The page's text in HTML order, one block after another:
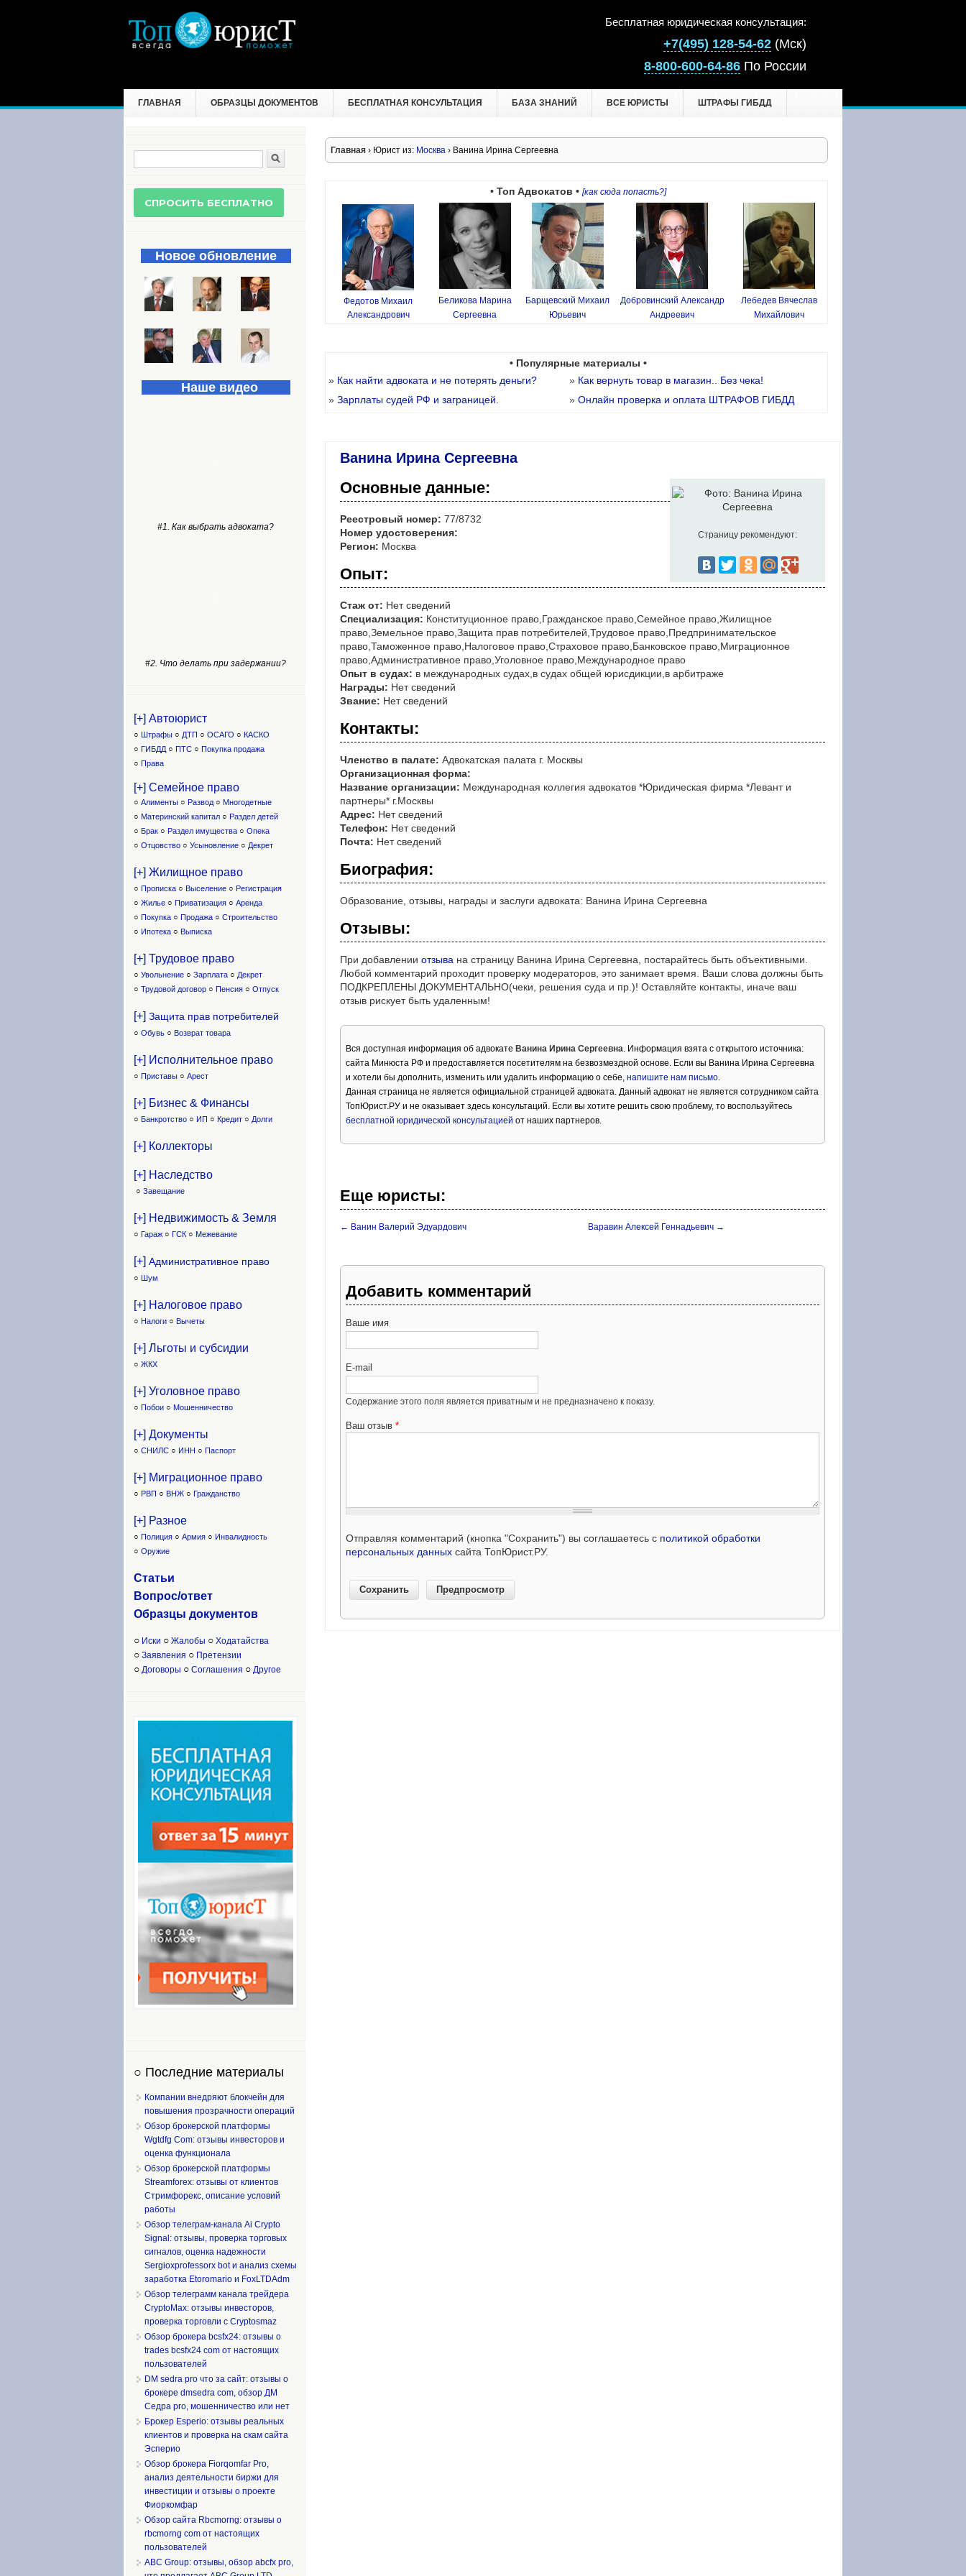
Бесплатная юридическая консультация:
+7(495) 128-54-62 (Мск)
8-800-600-64-86 По России
ГЛАВНАЯ ОБРАЗЦЫ ДОКУМЕНТОВ БЕСПЛАТНАЯ КОНСУЛЬТАЦИЯ БАЗА ЗНАНИЙ ВСЕ ЮРИСТЫ ШТРАФЫ ГИБДД
Главная › Юрист из: Москва › Ванина Ирина Сергеевна
• Топ Адвокатов • [как сюда попасть?]
Федотов Михаил
Александрович
Беликова Марина
Сергеевна
Барщевский Михаил
Юрьевич
Добровинский Александр
Андреевич
Лебедев Вячеслав
Михайлович
• Популярные материалы •
» Как найти адвоката и не потерять деньги? » Как вернуть товар в магазин.. Без чека!
» Зарплаты судей РФ и заграницей. » Онлайн проверка и оплата ШТРАФОВ ГИБДД
Ванина Ирина Сергеевна
Страницу рекомендуют:
Основные данные:
Реестровый номер: 77/8732
Номер удостоверения:
Регион: Москва
Опыт:
Стаж от: Нет сведений
Специализация: Конституционное право,Гражданское право,Семейное право,Жилищное
право,Земельное право,Защита прав потребителей,Трудовое право,Предпринимательское
право,Таможенное право,Налоговое право,Страховое право,Банковское право,Миграционное
право,Административное право,Уголовное право,Международное право
Опыт в судах: в международных судах,в судах общей юрисдикции,в арбитраже
Награды: Нет сведений
Звание: Нет сведений
Контакты:
Членство в палате: Адвокатская палата г. Москвы
Организационная форма:
Название организации: Международная коллегия адвокатов *Юридическая фирма *Левант и
партнеры* г.Москвы
Адрес: Нет сведений
Телефон: Нет сведений
Почта: Нет сведений
Биография:
Образование, отзывы, награды и заслуги адвоката: Ванина Ирина Сергеевна
Отзывы:
При добавлении отзыва на страницу Ванина Ирина Сергеевна, постарайтесь быть объективными.
Любой комментарий проходит проверку модераторов, это занимает время. Ваши слова должны быть
ПОДКРЕПЛЕНЫ ДОКУМЕНТАЛЬНО(чеки, решения суда и пр.)! Оставляйте контакты, иначе ваш
отзыв рискует быть удаленным!
Вся доступная информация об адвокате Ванина Ирина Сергеевна. Информация взята с открытого источника:
сайта Минюста РФ и предоставляется посетителям на безвозмездной основе. Если вы Ванина Ирина Сергеевна
и хотели бы дополнить, изменить или удалить информацию о себе, напишите нам письмо.
Данная страница не является официальной страницей адвоката. Данный адвокат не является сотрудником сайта
ТопЮрист.РУ и не оказывает здесь консультаций. Если вы хотите решить свою проблему, то воспользуйтесь
бесплатной юридической консультацией от наших партнеров.
Еще юристы:
← Ванин Валерий Эдуардович Варавин Алексей Геннадьевич →
Добавить комментарий
Ваше имя
E-mail
Содержание этого поля является приватным и не предназначено к показу.
Ваш отзыв *
Отправляя комментарий (кнопка "Сохранить") вы соглашаетесь с политикой обработки
персональных данных сайта ТопЮрист.РУ.
Форма поиска
Новое обновление
Наше видео
#1. Как выбрать адвоката?
#2. Что делать при задержании?
[+] Автоюрист
○ Штрафы ○ ДТП ○ ОСАГО ○ КАСКО
○ ГИБДД ○ ПТС ○ Покупка продажа
○ Права
[+] Семейное право
○ Алименты ○ Развод ○ Многодетные
○ Материнский капитал ○ Раздел детей
○ Брак ○ Раздел имущества ○ Опека
○ Отцовство ○ Усыновление ○ Декрет
[+] Жилищное право
○ Прописка ○ Выселение ○ Регистрация
○ Жилье ○ Приватизация ○ Аренда
○ Покупка ○ Продажа ○ Строительство
○ Ипотека ○ Выписка
[+] Трудовое право
○ Увольнение ○ Зарплата ○ Декрет
○ Трудовой договор ○ Пенсия ○ Отпуск
[+] Защита прав потребителей
○ Обувь ○ Возврат товара
[+] Исполнительное право
○ Приставы ○ Арест
[+] Бизнес & Финансы
○ Банкротство ○ ИП ○ Кредит ○ Долги
[+] Коллекторы
[+] Наследство
○ Завещание
[+] Недвижимость & Земля
○ Гараж ○ ГСК ○ Межевание
[+] Административное право
○ Шум
[+] Налоговое право
○ Налоги ○ Вычеты
[+] Льготы и субсидии
○ ЖКХ
[+] Уголовное право
○ Побои ○ Мошенничество
[+] Документы
○ СНИЛС ○ ИНН ○ Паспорт
[+] Миграционное право
○ РВП ○ ВНЖ ○ Гражданство
[+] Разное
○ Полиция ○ Армия ○ Инвалидность
○ Оружие
Статьи
Вопрос/ответ
Образцы документов
○ Иски ○ Жалобы ○ Ходатайства
○ Заявления ○ Претензии
○ Договоры ○ Соглашения ○ Другое
○ Последние материалы
Компании внедряют блокчейн для
повышения прозрачности операций
Обзор брокерской платформы
Wgtdfg Com: отзывы инвесторов и
оценка функционала
Обзор брокерской платформы
Streamforex: отзывы от клиентов
Стримфорекс, описание условий
работы
Обзор телеграм-канала Ai Crypto
Signal: отзывы, проверка торговых
сигналов, оценка надежности
Sergioxprofessorx bot и анализ схемы
заработка Etoromario и FoxLTDAdm
Обзор телеграмм канала трейдера
CryptoMax: отзывы инвесторов,
проверка торговли с Cryptosmaz
Обзор брокера bcsfx24: отзывы о
trades bcsfx24 com от настоящих
пользователей
DM sedra pro что за сайт: отзывы о
брокере dmsedra com, обзор ДМ
Седра pro, мошенничество или нет
Брокер Esperio: отзывы реальных
клиентов и проверка на скам сайта
Эсперио
Обзор брокера Fiorqomfar Pro,
анализ деятельности биржи для
инвестиции и отзывы о проекте
Фиоркомфар
Обзор сайта Rbcmorng: отзывы о
rbcmorng com от настоящих
пользователей
ABC Group: отзывы, обзор abcfx pro,